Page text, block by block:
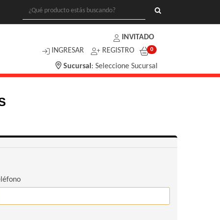
INVITADO
INGRESAR
REGISTRO
Sucursal :Seleccione Sucursal
0